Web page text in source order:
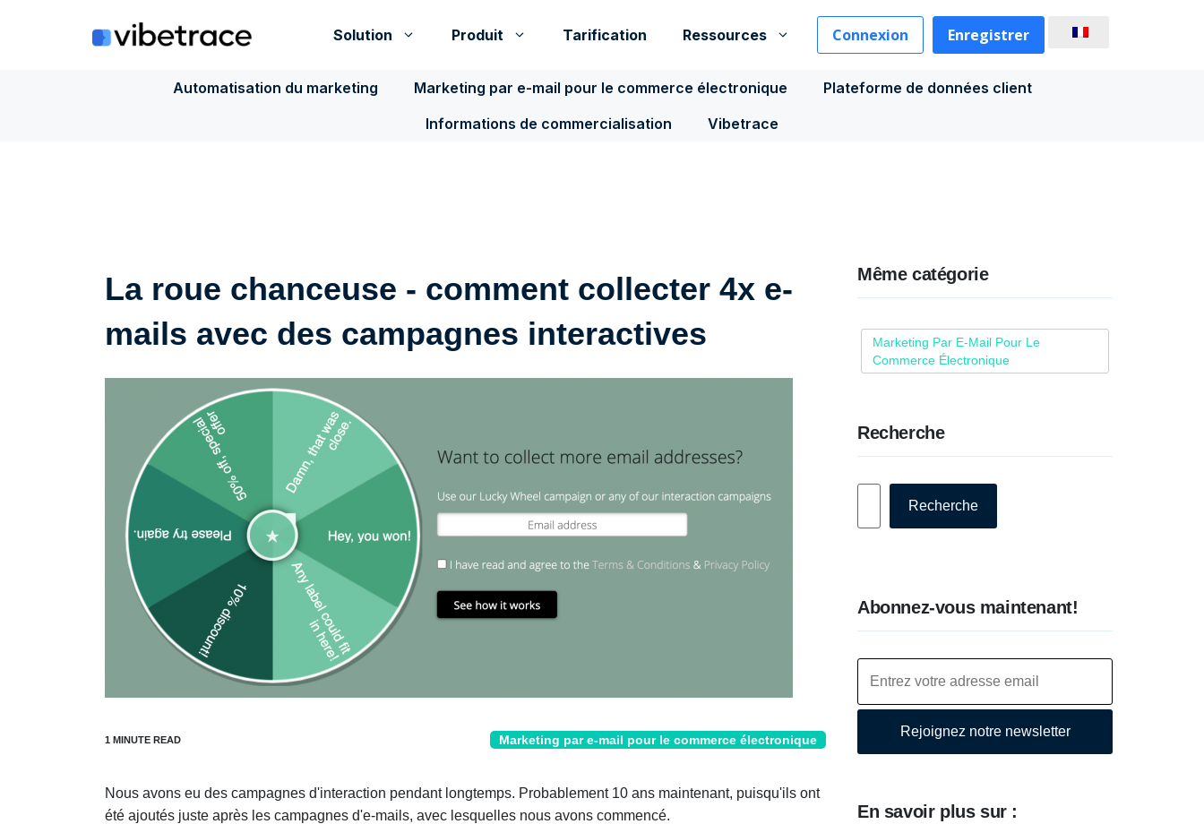
Solution Produit Tarification Ressources Connexion Enregistrer
Automatisation du marketing Marketing par e-mail pour le commerce électronique
Plateforme de données client
Informations de commercialisation
Vibetrace
La roue chanceuse - comment collecter 4x e-
mails avec des campagnes interactives
Marketing par e-mail pour le commerce électronique
Nous avons eu des campagnes d'interaction pendant longtemps. Probablement 10 ans maintenant, puisqu'ils ont
été ajoutés juste après les campagnes d'e-mails, avec lesquelles nous avons commencé.
Même catégorie
Marketing Par E-Mail Pour Le
Commerce Électronique
Recherche
Recherche
Abonnez-vous maintenant!
Rejoignez notre newsletter
En savoir plus sur :